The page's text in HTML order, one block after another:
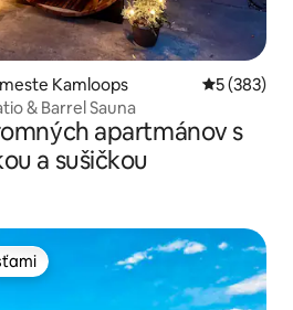
Kamloops Priemerné
5 (383)
& Barrel Sauna
apartmánov s
a sušičkou